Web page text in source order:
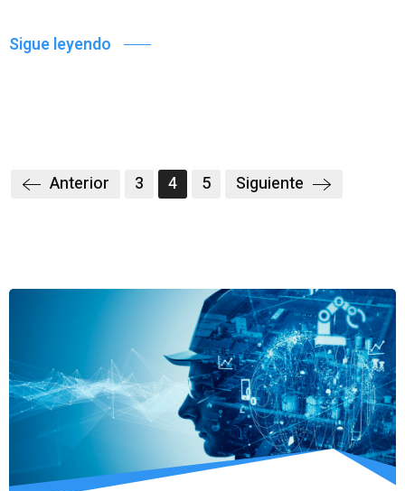
Sigue leyendo
Anterior 3 4 5 Siguiente